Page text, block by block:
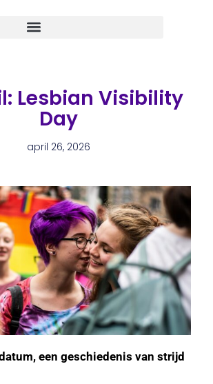
Lesbian Visibility
Day
april 26, 2026
een geschiedenis van strijd